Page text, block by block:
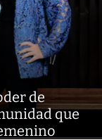
de
que